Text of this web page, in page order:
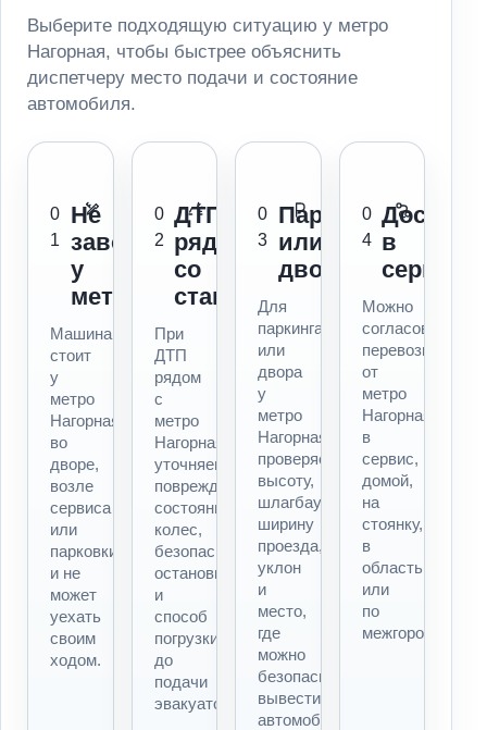
Выберите подходящую ситуацию у метро
Нагорная, чтобы быстрее объяснить
диспетчеру место подачи и состояние
автомобиля.
0
1
Не
заводится
у
метро
Машина
стоит
у
метро
Нагорная,
во
дворе,
возле
сервиса
или
парковки
и не
может
уехать
своим
ходом.
0
2
ДТП
рядом
со
станцией
При
ДТП
рядом
с
метро
Нагорная
уточняем
повреждения,
состояние
колес,
безопасность
остановки
и
способ
погрузки
до
подачи
эвакуатора.
0
3
Паркинг
или
двор
Для
паркинга
или
двора
у
метро
Нагорная
проверяем
высоту,
шлагбаум,
ширину
проезда,
уклон
и
место,
где
можно
безопасно
вывести
автомобиль.
0
4
в
сервис
Можно
согласовать
перевозку
от
метро
Нагорная
в
сервис,
домой,
на
стоянку,
в
область
или
по
межгороду.